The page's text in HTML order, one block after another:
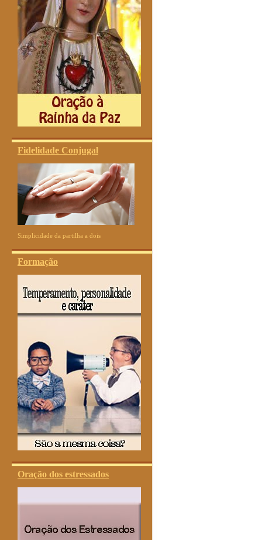
Fidelidade Conjugal
Simplicidade da partilha a dois
Formação
Oração dos estressados